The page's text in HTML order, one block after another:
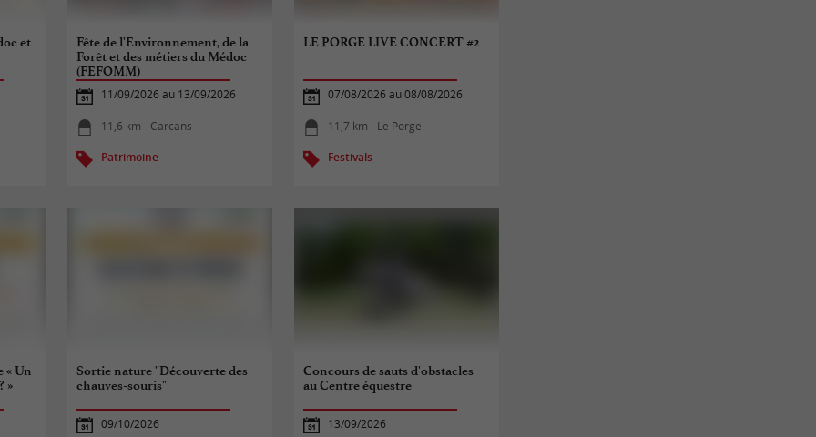
et
Fête de l'Environnement, de la
Forêt et des métiers du Médoc
(FEFOMM)
11/09/2026 au 13/09/2026
11,6 km - Carcans
Patrimoine
LE PORGE LIVE CONCERT #2
07/08/2026 au 08/08/2026
11,7 km - Le Porge
Festivals
« Un
»
Sortie nature "Découverte des
chauves-souris"
09/10/2026
Concours de sauts d'obstacles
au Centre équestre
13/09/2026